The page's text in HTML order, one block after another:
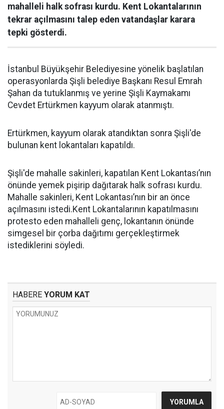
mahalleli halk sofrası kurdu. Kent Lokantalarının
tekrar açılmasını talep eden vatandaşlar karara
tepki gösterdi.
İstanbul Büyükşehir Belediyesine yönelik başlatılan
operasyonlarda Şişli belediye Başkanı Resul Emrah
Şahan da tutuklanmış ve yerine Şişli Kaymakamı
Cevdet Ertürkmen kayyum olarak atanmıştı.
Ertürkmen, kayyum olarak atandıktan sonra Şişli'de
bulunan kent lokantaları kapatıldı.
Şişli'de mahalle sakinleri, kapatılan Kent Lokantası’nın
önünde yemek pişirip dağıtarak halk sofrası kurdu.
Mahalle sakinleri, Kent Lokantası’nın bir an önce
açılmasını istedi.Kent Lokantalarının kapatılmasını
protesto eden mahalleli genç, lokantanın önünde
simgesel bir çorba dağıtımı gerçekleştirmek
istediklerini söyledi.
HABERE YORUM KAT